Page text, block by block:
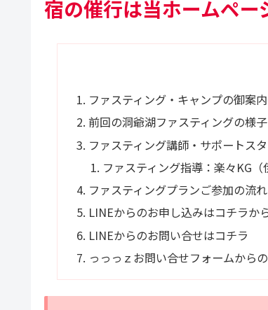
宿の催行は当ホームペー
ファスティング・キャンプの御案
前回の洞爺湖ファスティングの様
ファスティング講師・サポートス
ファスティング指導：楽々KG（
ファスティングプランご参加の流れ
LINEからのお申し込みはコチラか
LINEからのお問い合せはコチラ
っっっｚお問い合せフォームから